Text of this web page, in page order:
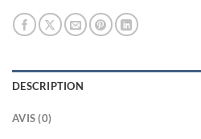
DESCRIPTION
AVIS (0)